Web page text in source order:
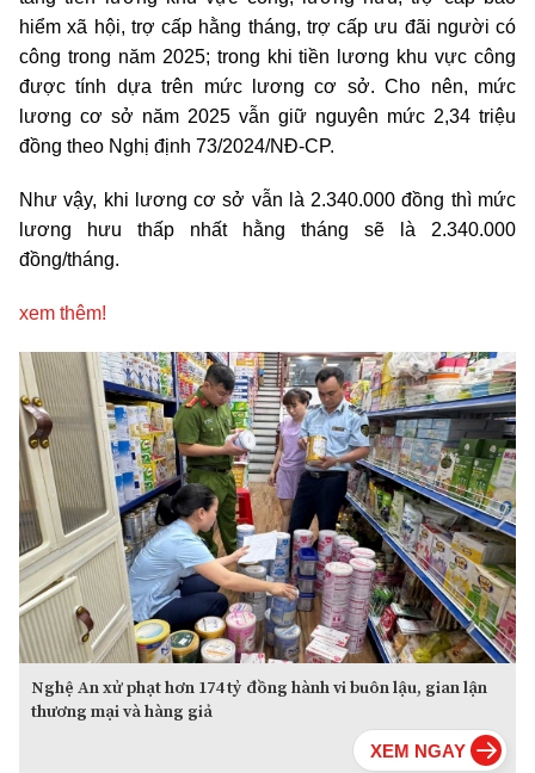
hiểm xã hội, trợ cấp hằng tháng, trợ cấp ưu đãi người có
công trong năm 2025; trong khi tiền lương khu vực công
được tính dựa trên mức lương cơ sở. Cho nên, mức
lương cơ sở năm 2025 vẫn giữ nguyên mức 2,34 triệu
đồng theo Nghị định 73/2024/NĐ-CP.
Như vậy, khi lương cơ sở vẫn là 2.340.000 đồng thì mức
lương hưu thấp nhất hằng tháng sẽ là 2.340.000
đồng/tháng.
xem thêm!
Nghệ An xử phạt hơn 174 tỷ đồng hành vi buôn lậu, gian lận
thương mại và hàng giả